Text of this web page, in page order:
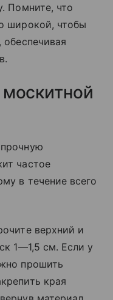
Помните, что
широкой, чтобы
частое
в течение всего
верхний и
1—1,5 см. Если у
прошить
края